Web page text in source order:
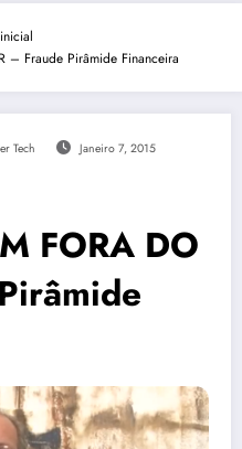
– Fraude Pirâmide Financeira
Tech Janeiro 7, 2015
FORA DO